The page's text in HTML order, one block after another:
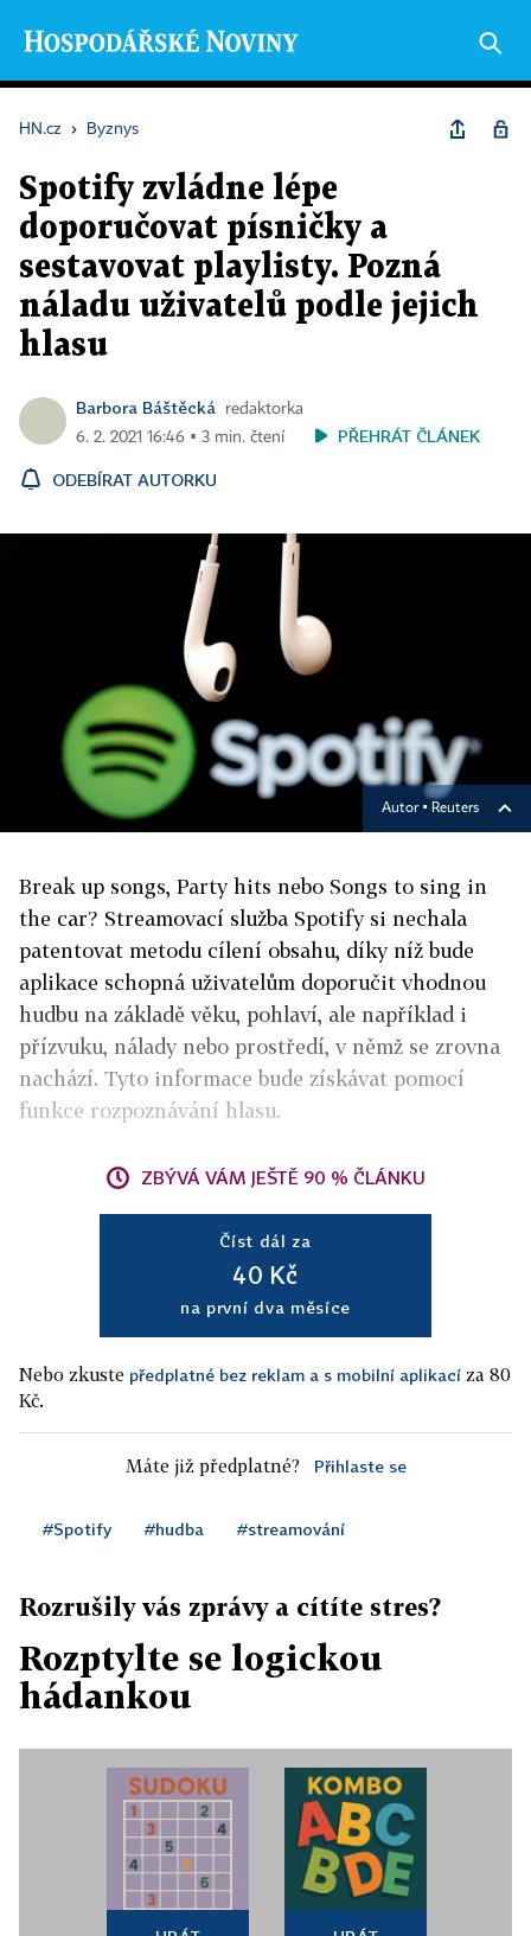
HN.cz › Byznys
Spotify zvládne lépe
doporučovat písničky a
sestavovat playlisty. Pozná
náladu uživatelů podle jejich
hlasu
Barbora Báštěcká
redaktorka
6. 2. 2021 16:46 ▪ 3 min. čtení
PŘEHRÁT ČLÁNEK
ODEBÍRAT AUTORKU
Autor ▪ Reuters
Break up songs, Party hits nebo Songs to sing in
the car? Streamovací služba Spotify si nechala
patentovat metodu cílení obsahu, díky níž bude
aplikace schopná uživatelům doporučit vhodnou
hudbu na základě věku, pohlaví, ale například i
přízvuku, nálady nebo prostředí, v němž se zrovna
nachází. Tyto informace bude získávat pomocí
funkce rozpoznávání hlasu.
ZBÝVÁ VÁM JEŠTĚ 90 % ČLÁNKU
Číst dál za
40 Kč
na první dva měsíce
Nebo zkuste předplatné bez reklam a s mobilní aplikací za 80
Kč.
Máte již předplatné? Přihlaste se
#Spotify #hudba #streamování
Rozrušily vás zprávy a cítíte stres?
Rozptylte se logickou
hádankou